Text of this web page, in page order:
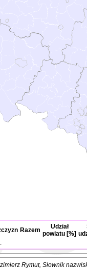
Razem
Udział
powiatu [%]
Rymut, Słownik